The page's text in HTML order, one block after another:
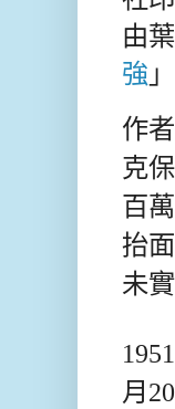
由
強 」
作
克
百
抬
未
月